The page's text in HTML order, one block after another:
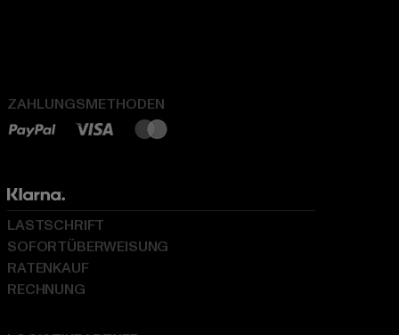
ZAHLUNGSMETHODEN
LASTSCHRIFT
SOFORTÜBERWEISUNG
RATENKAUF
RECHNUNG